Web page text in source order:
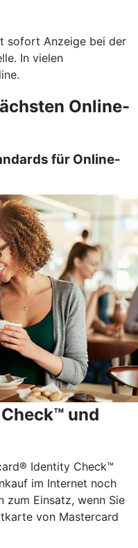
sofort Anzeige bei der
In vielen
Online-
für Online-
und
Identity Check™
im Internet noch
zum Einsatz, wenn Sie
von Mastercard